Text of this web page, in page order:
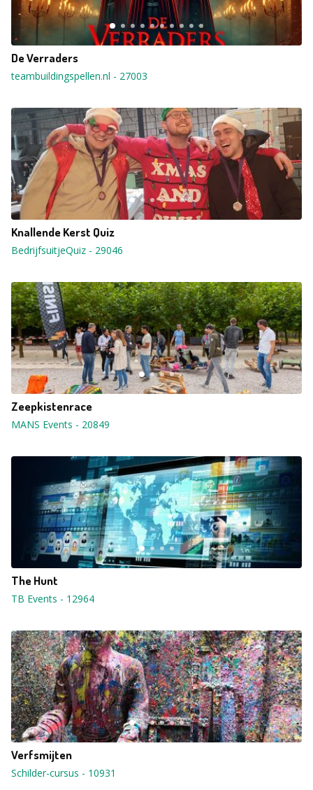
De Verraders
teambuildingspellen.nl - 27003
Knallende Kerst Quiz
BedrijfsuitjeQuiz - 29046
Zeepkistenrace
MANS Events - 20849
The Hunt
TB Events - 12964
Verfsmijten
Schilder-cursus - 10931